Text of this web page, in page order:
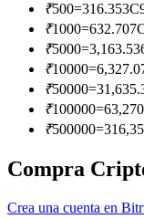
Conviértete en
Disfruta del
₹500=316.353
₹1000=632.707
₹5000=
₹10000=
₹50000=
₹100000=
₹500000=
Compra
Crea una cuenta en